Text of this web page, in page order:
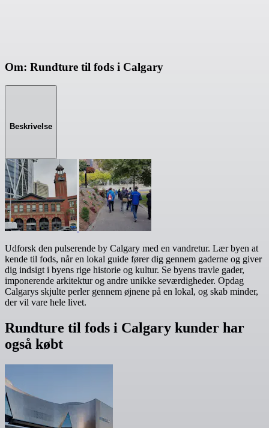
Om: Rundture til fods i Calgary
Beskrivelse
Udforsk den pulserende by Calgary med en vandretur. Lær byen at
kende til fods, når en lokal guide fører dig gennem gaderne og giver
dig indsigt i byens rige historie og kultur. Se byens travle gader,
imponerende arkitektur og andre unikke seværdigheder. Opdag
Calgarys skjulte perler gennem øjnene på en lokal, og skab minder,
der vil vare hele livet.
Rundture til fods i Calgary kunder har
også købt